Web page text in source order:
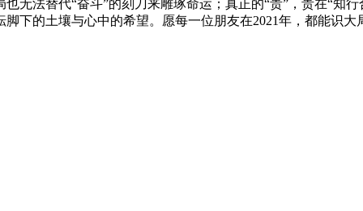
无法替代“奋斗”的刻刀来雕琢命运；真正的“贵”，贵在“知
下的土壤与心中的希望。愿每一位朋友在2021年，都能识